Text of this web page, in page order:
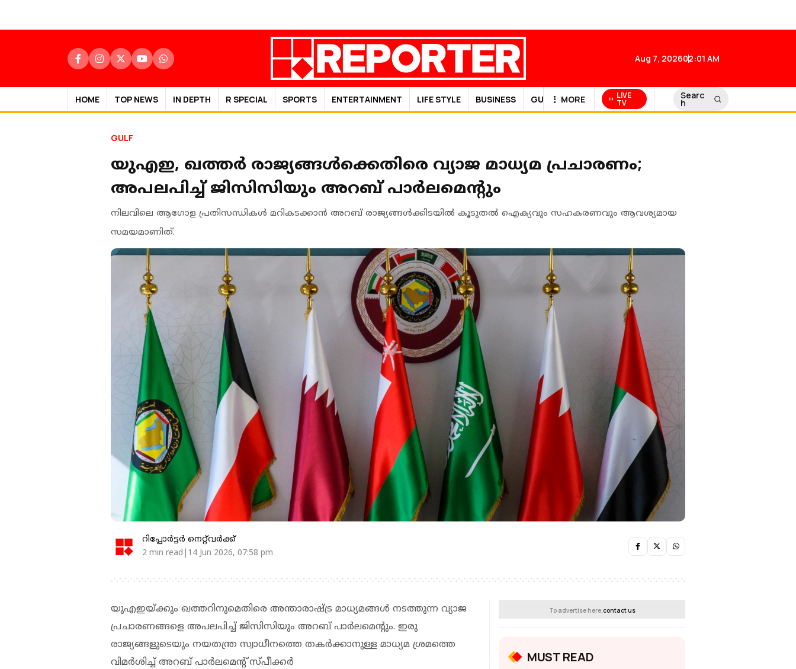
Aug 7, 202602:01 AM
HOME TOP NEWS IN DEPTH R SPECIAL SPORTS ENTERTAINMENT LIFE STYLE BUSINESS GULF NEWS
MORE LIVE
TV
Searc
h
GULF
യുഎഇ, ഖത്തർ രാജ്യങ്ങൾക്കെതിരെ വ്യാജ മാധ്യമ പ്രചാരണം;
അപലപിച്ച് ജിസിസിയും അറബ് പാർലമെന്റും
നിലവിലെ ആഗോള പ്രതിസന്ധികൾ മറികടക്കാൻ അറബ് രാജ്യങ്ങൾക്കിടയിൽ കൂടുതൽ ഐക്യവും സഹകരണവും ആവശ്യമായ
സമയമാണിത്.
റിപ്പോർട്ടർ നെറ്റ്‌വര്‍ക്ക്‌
2 min read|14 Jun 2026, 07:58 pm
യുഎഇയ്ക്കും ഖത്തറിനുമെതിരെ അന്താരാഷ്ട്ര മാധ്യമങ്ങൾ നടത്തുന്ന വ്യാജ
പ്രചാരണങ്ങളെ അപലപിച്ച് ജിസിസിയും അറബ് പാർലമെൻ്റും. ഇരു
രാജ്യങ്ങളുടെയും നയതന്ത്ര സ്വാധീനത്തെ തകർക്കാനുള്ള മാധ്യമ ശ്രമത്തെ
വിമർശിച്ച് അറബ് പാർലമെന്റ് സ്പീക്കർ
To advertise here, contact us
MUST READ